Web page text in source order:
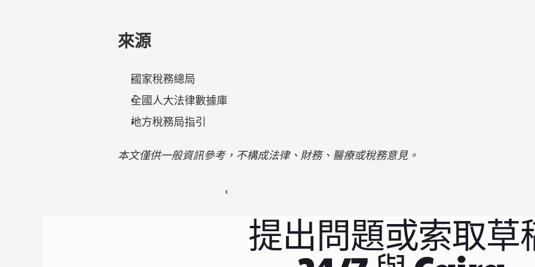
來源
國家稅務總局
全國人大法律數據庫
地方稅務局指引
本文僅供一般資訊參考，不構成法律、財務、醫療或稅務意見。
‹
提出問題或索取草